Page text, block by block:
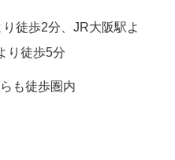
徒歩2分、JR大阪駅よ
り徒歩5分
も徒歩圏内